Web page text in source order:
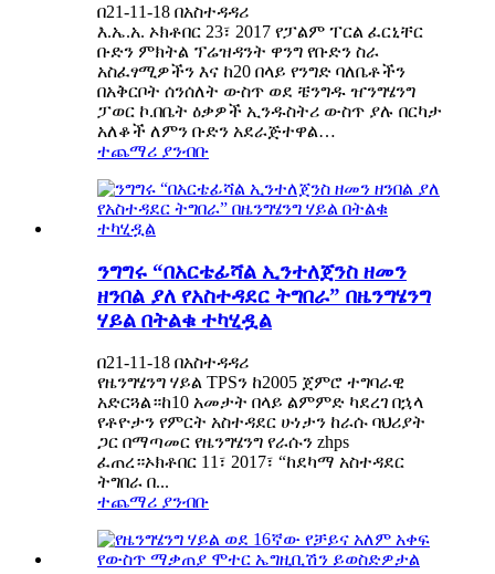
በ21-11-18 በአስተዳዳሪ
እ.ኤ.አ. ኦክቶበር 23፣ 2017 የፓልም ፐርል ፈርኒቸር
ቡድን ምክትል ፕሬዝዳንት ዋንግ የቡድን ስራ
አስፈፃሚዎችን እና ከ20 በላይ የንግድ ባለቤቶችን
በአቅርቦት ሰንሰለት ውስጥ ወደ ቼንግዱ ዠንግሄንግ
ፓወር ኮ.በቤት ዕቃዎች ኢንዱስትሪ ውስጥ ያሉ በርካታ
አለቆች ለምን ቡድን አደራጅተዋል…
ተጨማሪ ያንብቡ
ንግግሩ “በአርቴፊሻል ኢንተለጀንስ ዘመን
ዘንበል ያለ የአስተዳደር ትግበራ” በዜንግሄንግ
ሃይል በትልቁ ተካሂዷል
በ21-11-18 በአስተዳዳሪ
የዜንግሄንግ ሃይል TPSን ከ2005 ጀምሮ ተግባራዊ
አድርጓል።ከ10 አመታት በላይ ልምምድ ካደረገ በኋላ
የቶዮታን የምርት አስተዳደር ሁነታን ከራሱ ባህሪያት
ጋር በማጣመር የዜንግሄንግ የራሱን zhps
ፈጠረ።ኦክቶበር 11፣ 2017፣ “ከደካማ አስተዳደር
ትግበራ በ...
ተጨማሪ ያንብቡ